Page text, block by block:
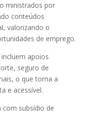
ministrados por
conteúdos
valorizando o
de emprego.
apoios
seguro de
o que torna a
e acessível.
subsídio de